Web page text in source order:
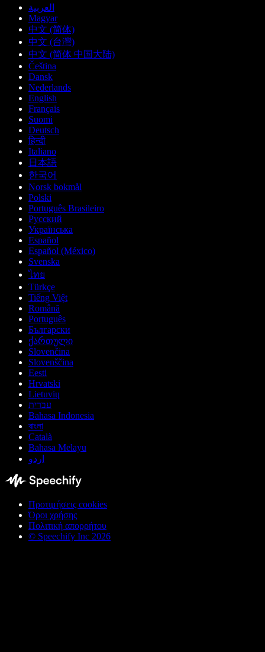
العربية
Magyar
中文 (简体)
中文 (台灣)
中文 (简体 中国大陆)
Čeština
Dansk
Nederlands
English
Français
Suomi
Deutsch
हिन्दी
Italiano
日本語
한국어
Norsk bokmål
Polski
Português Brasileiro
Русский
Українська
Español
Español (México)
Svenska
ไทย
Türkçe
Tiếng Việt
Română
Português
Български
ქართული
Slovenčina
Slovenščina
Eesti
Hrvatski
Lietuvių
עברית
Bahasa Indonesia
বাংলা
Català
Bahasa Melayu
اردو
Προτιμήσεις cookies
Όροι χρήσης
Πολιτική απορρήτου
© Speechify Inc 2026